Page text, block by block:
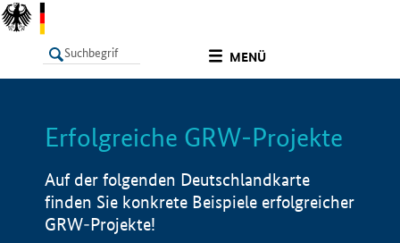
MENÜ
LISTE Info
Erfolgreiche GRW-Projekte
Auf der folgenden Deutschlandkarte
finden Sie konkrete Beispiele erfolgreicher
GRW-Projekte!